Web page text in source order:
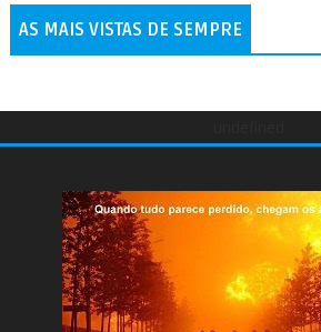
AS MAIS VISTAS DE SEMPRE